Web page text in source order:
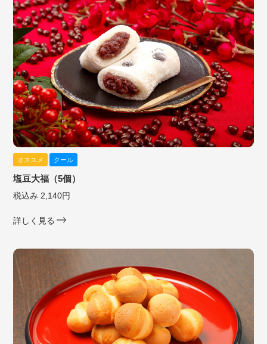
オススメ クール
塩豆大福（5個）
税込み 2,140円
詳しく見る